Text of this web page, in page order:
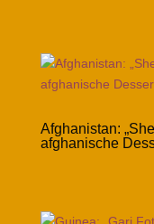
Afghanistan:
afghanische